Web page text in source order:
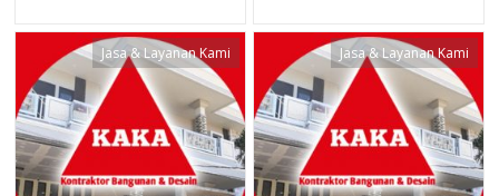
Jasa & Layanan Kami Jasa & Layanan Kami